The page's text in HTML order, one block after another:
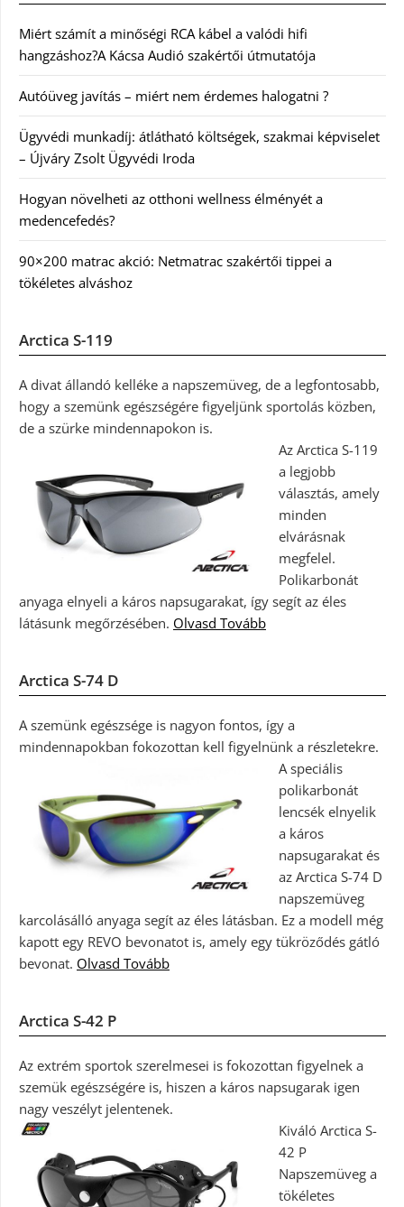
Miért számít a minőségi RCA kábel a valódi hifi
hangzáshoz?A Kácsa Audió szakértői útmutatója
Autóüveg javítás – miért nem érdemes halogatni ?
Ügyvédi munkadíj: átlátható költségek, szakmai képviselet
– Újváry Zsolt Ügyvédi Iroda
Hogyan növelheti az otthoni wellness élményét a
medencefedés?
90×200 matrac akció: Netmatrac szakértői tippei a
tökéletes alváshoz
Arctica S-119
A divat állandó kelléke a napszemüveg, de a legfontosabb,
hogy a szemünk egészségére figyeljünk sportolás közben,
de a szürke mindennapokon is.
Az Arctica S-119
a legjobb
választás, amely
minden
elvárásnak
megfelel.
Polikarbonát
anyaga elnyeli a káros napsugarakat, így segít az éles
látásunk megőrzésében. Olvasd Tovább
Arctica S-74 D
A szemünk egészsége is nagyon fontos, így a
mindennapokban fokozottan kell figyelnünk a részletekre.
A speciális
polikarbonát
lencsék elnyelik
a káros
napsugarakat és
az Arctica S-74 D
napszemüveg
karcolásálló anyaga segít az éles látásban. Ez a modell még
kapott egy REVO bevonatot is, amely egy tükröződés gátló
bevonat. Olvasd Tovább
Arctica S-42 P
Az extrém sportok szerelmesei is fokozottan figyelnek a
szemük egészségére is, hiszen a káros napsugarak igen
nagy veszélyt jelentenek.
Kiváló Arctica S-
42 P
Napszemüveg a
tökéletes